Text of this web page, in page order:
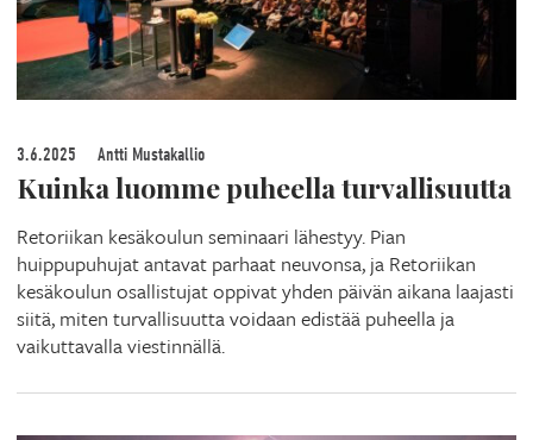
3.6.2025 Antti Mustakallio
Kuinka luomme puheella turvallisuutta
Retoriikan kesäkoulun seminaari lähestyy. Pian
huippupuhujat antavat parhaat neuvonsa, ja Retoriikan
kesäkoulun osallistujat oppivat yhden päivän aikana laajasti
siitä, miten turvallisuutta voidaan edistää puheella ja
vaikuttavalla viestinnällä.